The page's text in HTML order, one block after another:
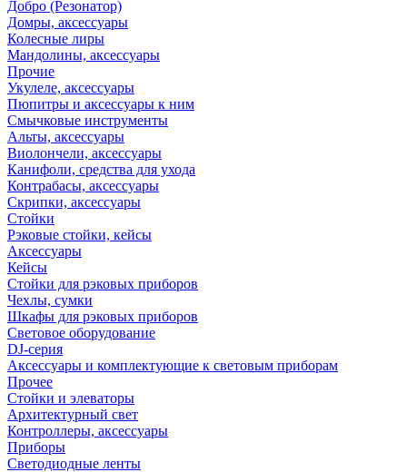
Добро (Резонатор)
Домры, аксессуары
Колесные лиры
Мандолины, аксессуары
Прочие
Укулеле, аксессуары
Пюпитры и аксессуары к ним
Смычковые инструменты
Альты, аксессуары
Виолончели, аксессуары
Канифоли, средства для ухода
Контрабасы, аксессуары
Скрипки, аксессуары
Стойки
Рэковые стойки, кейсы
Аксессуары
Кейсы
Стойки для рэковых приборов
Чехлы, сумки
Шкафы для рэковых приборов
Световое оборудование
DJ-серия
Аксессуары и комплектующие к световым приборам
Прочее
Стойки и элеваторы
Архитектурный свет
Контроллеры, аксессуары
Приборы
Светодиодные ленты